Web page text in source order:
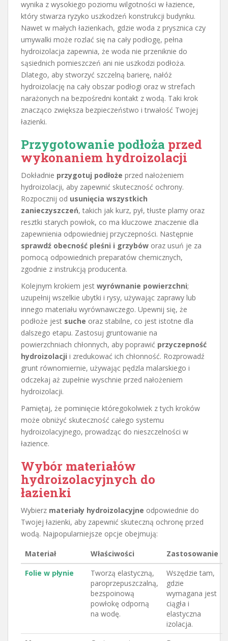
wynika z wysokiego poziomu wilgotności w łazience,
który stwarza ryzyko uszkodzeń konstrukcji budynku.
Nawet w małych łazienkach, gdzie woda z prysznica czy
umywalki może rozlać się na cały podłogę, pełna
hydroizolacja zapewnia, że woda nie przeniknie do
sąsiednich pomieszczeń ani nie uszkodzi podłoża.
Dlatego, aby stworzyć szczelną barierę, nałóż
hydroizolację na cały obszar podłogi oraz w strefach
narażonych na bezpośredni kontakt z wodą. Taki krok
znacząco zwiększa bezpieczeństwo i trwałość Twojej
łazienki.
Przygotowanie podłoża przed
wykonaniem hydroizolacji
Dokładnie przygotuj podłoże przed nałożeniem
hydroizolacji, aby zapewnić skuteczność ochrony.
Rozpocznij od usunięcia wszystkich
zanieczyszczeń, takich jak kurz, pył, tłuste plamy oraz
resztki starych powłok, co ma kluczowe znaczenie dla
zapewnienia odpowiedniej przyczepności. Następnie
sprawdź obecność pleśni i grzybów oraz usuń je za
pomocą odpowiednich preparatów chemicznych,
zgodnie z instrukcją producenta.
Kolejnym krokiem jest wyrównanie powierzchni;
uzupełnij wszelkie ubytki i rysy, używając zaprawy lub
innego materiału wyrównawczego. Upewnij się, że
podłoże jest suche oraz stabilne, co jest istotne dla
dalszego etapu. Zastosuj gruntowanie na
powierzchniach chłonnych, aby poprawić przyczepność
hydroizolacji i zredukować ich chłonność. Rozprowadź
grunt równomiernie, używając pędzla malarskiego i
odczekaj aż zupełnie wyschnie przed nałożeniem
hydroizolacji.
Pamiętaj, że pominięcie któregokolwiek z tych kroków
może obniżyć skuteczność całego systemu
hydroizolacyjnego, prowadząc do nieszczelności w
łazience.
Wybór materiałów
hydroizolacyjnych do
łazienki
Wybierz materiały hydroizolacyjne odpowiednie do
Twojej łazienki, aby zapewnić skuteczną ochronę przed
wodą. Najpopularniejsze opcje obejmują:
Materiał Właściwości
Zastosowanie
Folie w płynie
Tworzą elastyczną,
paroprzepuszczalną,
bezspoinową
powłokę odporną
na wodę.
Wszędzie tam,
gdzie
wymagana jest
ciągła i
elastyczna
izolacja.